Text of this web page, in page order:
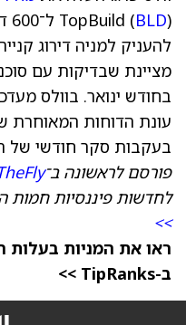
TopBuild (BLD
מציינת שבדיקות עם
בחודש ינואר. בוולס
עונת הדוחות המאוחרת
בעקבות סקר חודשי של
פורסם לראשונה ב־
לחדשות פיננסיות
>>
ראו את המניות בעלות
ב-TipRanks >>